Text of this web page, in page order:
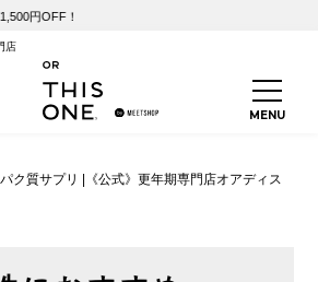
店
ク質サプリ |《公式》更年期専門店オアディス